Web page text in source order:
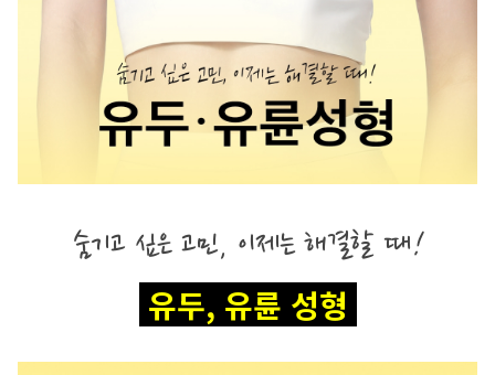
숨기고 싶은 고민, 이제는 해결할 때!
유두, 유륜 성형